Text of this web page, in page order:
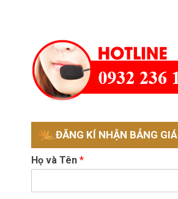
ĐĂNG KÍ NHẬN BẢNG GIÁ
Họ và Tên*